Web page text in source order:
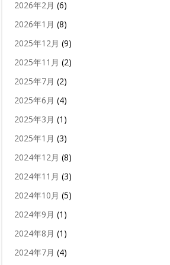
2026年2月 (6)
2026年1月 (8)
2025年12月 (9)
2025年11月 (2)
2025年7月 (2)
2025年6月 (4)
2025年3月 (1)
2025年1月 (3)
2024年12月 (8)
2024年11月 (3)
2024年10月 (5)
2024年9月 (1)
2024年8月 (1)
2024年7月 (4)